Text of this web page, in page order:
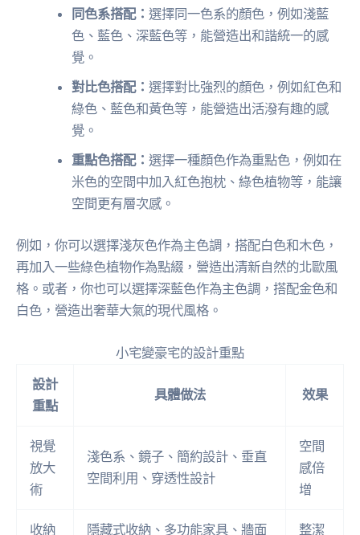
同色系搭配：選擇同一色系的顏色，例如淺藍
色、藍色、深藍色等，能營造出和諧統一的感
覺。
對比色搭配：選擇對比強烈的顏色，例如紅色和
綠色、藍色和黃色等，能營造出活潑有趣的感
覺。
重點色搭配：選擇一種顏色作為重點色，例如在
米色的空間中加入紅色抱枕、綠色植物等，能讓
空間更有層次感。
例如，你可以選擇淺灰色作為主色調，搭配白色和木色，
再加入一些綠色植物作為點綴，營造出清新自然的北歐風
格。或者，你也可以選擇深藍色作為主色調，搭配金色和
白色，營造出奢華大氣的現代風格。
小宅變豪宅的設計重點
設計
重點
具體做法 效果
視覺
放大
術
淺色系、鏡子、簡約設計、垂直
空間利用、穿透性設計
空間
感倍
增
收納
隱藏式收納、多功能家具、牆面
整潔